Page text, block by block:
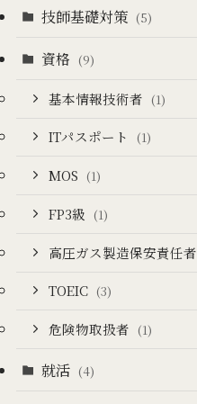
技師基礎対策 (5)
資格 (9)
基本情報技術者 (1)
ITパスポート (1)
MOS (1)
FP3級 (1)
高圧ガス製造保安責任者
TOEIC (3)
危険物取扱者 (1)
就活 (4)